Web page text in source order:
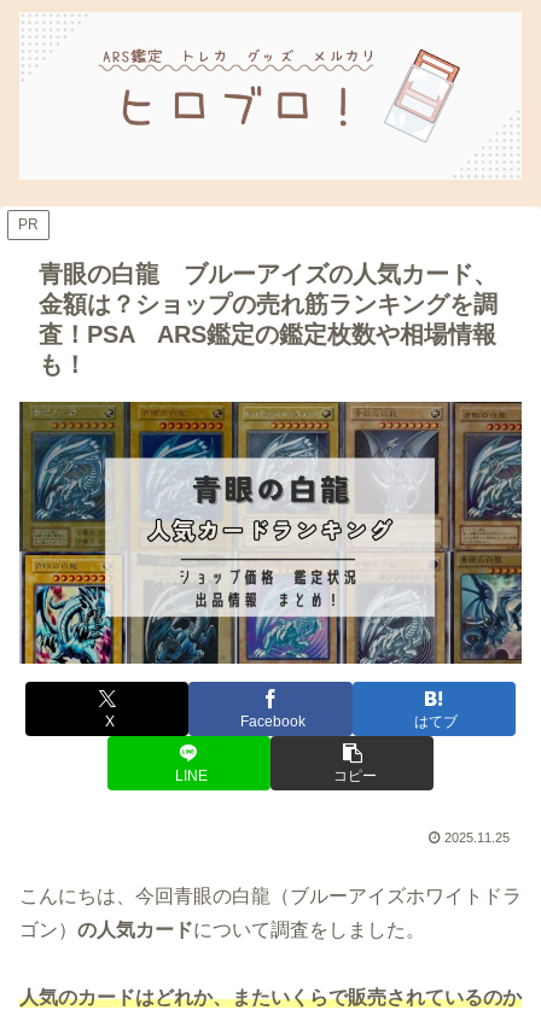
PR
青眼の白龍 ブルーアイズの人気カード、
金額は？ショップの売れ筋ランキングを調
査！PSA ARS鑑定の鑑定枚数や相場情報
も！
X Facebook はてブ
LINE コピー
2025.11.25
こんにちは、今回青眼の白龍（ブルーアイズホワイトドラ
ゴン） の人気カードについて調査をしました。
人気のカードはどれか、またいくらで販売されているのか